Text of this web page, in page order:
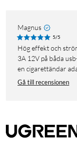
Magnus
5/5
Hög effekt och ström på alla spänningar. Kan även leverera tex
3A 12V på båda
en cigarettändar
Gå till recensionen